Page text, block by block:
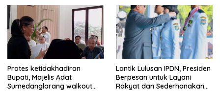
Protes ketidakhadiran
Bupati, Majelis Adat
Sumedanglarang walkout
Lantik Lulusan IPDN, Presiden
Berpesan untuk Layani
Rakyat dan Sederhanakan